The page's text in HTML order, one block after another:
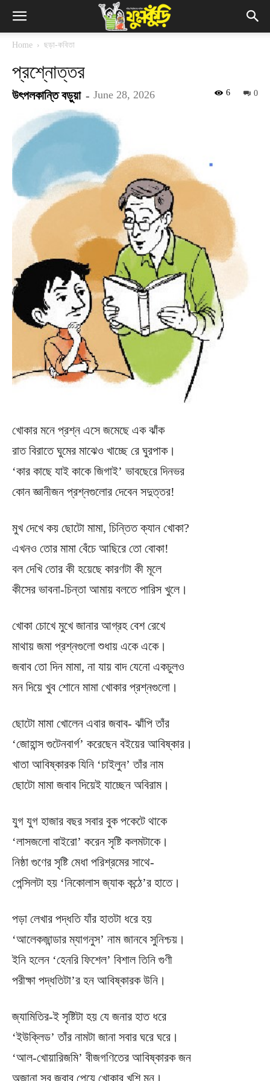
Home ছড়া-কবিতা
প্রশ্নোত্তর
উৎপলকান্তি বড়ুয়া - June 28, 2026 0
6
খোকার মনে প্রশ্ন এসে জমেছে এক ঝাঁক
রাত বিরাতে ঘুমের মাঝেও খাচ্ছে রে ঘুরপাক।
‘কার কাছে যাই কাকে জিগাই’ ভাবছেরে দিনভর
কোন জ্ঞানীজন প্রশ্নগুলোর দেবেন সদুত্তর!
মুখ দেখে কয় ছোটো মামা, চিন্তিত ক্যান খোকা?
এখনও তোর মামা বেঁচে আছিরে তো বোকা!
বল দেখি তোর কী হয়েছে কারণটা কী মূলে
কীসের ভাবনা-চিন্তা আমায় বলতে পারিস খুলে।
খোকা চোখে মুখে জানার আগ্রহ বেশ রেখে
মাথায় জমা প্রশ্নগুলো শুধায় একে একে।
জবাব তো দিন মামা, না যায় বাদ যেনো একচুলও
মন দিয়ে খুব শোনে মামা খোকার প্রশ্নগুলো।
ছোটো মামা খোলেন এবার জবাব- ঝাঁপি তাঁর
‘জোহান্স গুটেনবার্গ’ করেছেন বইয়ের আবিষ্কার।
খাতা আবিষ্কারক যিনি ‘চাইলুন’ তাঁর নাম
ছোটো মামা জবাব দিয়েই যাচ্ছেন অবিরাম।
যুগ যুগ হাজার বছর সবার বুক পকেটে থাকে
‘লাসজলো বাইরো’ করেন সৃষ্টি কলমটাকে।
নিষ্ঠা গুণের সৃষ্টি মেধা পরিশ্রমের সাথে-
পেন্সিলটা হয় ‘নিকোলাস জ্যাক কন্ঠে’র হাতে।
পড়া লেখার পদ্ধতি যাঁর হাতটা ধরে হয়
‘আলেকজান্ডার ম্যাগনুস’ নাম জানবে সুনিশ্চয়।
ইনি হলেন ‘হেনরি ফিশেল’ বিশাল তিনি গুণী
পরীক্ষা পদ্ধতিটা’র হন আবিষ্কারক উনি।
জ্যামিতির-ই সৃষ্টিটা হয় যে জনার হাত ধরে
‘ইউক্লিড’ তাঁর নামটা জানা সবার ঘরে ঘরে।
‘আল-খোয়ারিজমি’ বীজগণিতের আবিষ্কারক জন
অজানা সব জবাব পেয়ে খোকার খুশি মন।